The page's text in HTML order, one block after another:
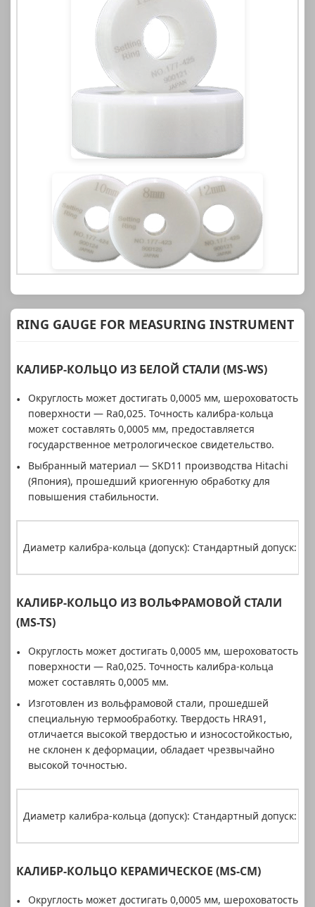
RING GAUGE FOR MEASURING INSTRUMENT
КАЛИБР-КОЛЬЦО ИЗ БЕЛОЙ СТАЛИ (MS-WS)
Округлость может достигать 0,0005 мм, шероховатость
поверхности — Ra0,025. Точность калибра-кольца
может составлять 0,0005 мм, предоставляется
государственное метрологическое свидетельство.
Выбранный материал — SKD11 производства Hitachi
(Япония), прошедший криогенную обработку для
повышения стабильности.
Диаметр калибра-кольца (допуск): Стандартный допуск:
КАЛИБР-КОЛЬЦО ИЗ ВОЛЬФРАМОВОЙ СТАЛИ
(MS-TS)
Округлость может достигать 0,0005 мм, шероховатость
поверхности — Ra0,025. Точность калибра-кольца
может составлять 0,0005 мм.
Изготовлен из вольфрамовой стали, прошедшей
специальную термообработку. Твердость HRA91,
отличается высокой твердостью и износостойкостью,
не склонен к деформации, обладает чрезвычайно
высокой точностью.
Диаметр калибра-кольца (допуск): Стандартный допуск:
КАЛИБР-КОЛЬЦО КЕРАМИЧЕСКОЕ (MS-CM)
Округлость может достигать 0,0005 мм, шероховатость